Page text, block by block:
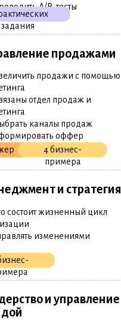
A/B-тесты
задания
продажами
продажи с помощью
отдел продаж и
каналы продаж
оффер
4 бизнес-
примера
и стратегия
состоит жизненный цикл
изменениями
и управление